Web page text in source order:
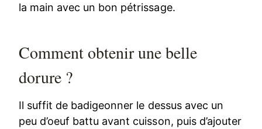
la main avec un bon pétrissage.
Comment obtenir une belle
dorure ?
Il suffit de badigeonner le dessus avec un
peu d’oeuf battu avant cuisson, puis d’ajouter